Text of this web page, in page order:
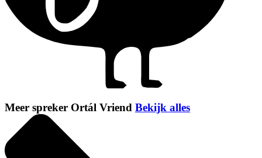
Meer spreker Ortál Vriend Bekijk alles